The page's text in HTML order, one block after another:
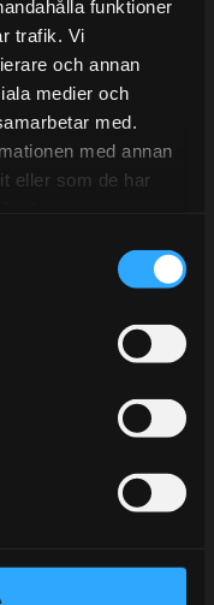
funktioner
trafik. Vi
och annan
medier och
med.
med annan
eller som de har